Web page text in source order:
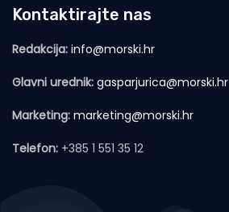
Kontaktirajte nas
Redakcija: info@morski.hr
Glavni urednik: gasparjurica@morski.hr
Marketing: marketing@morski.hr
Telefon: +385 1 551 35 12